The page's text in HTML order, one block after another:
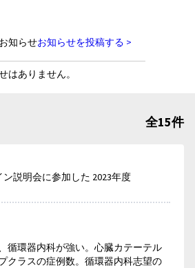
知らせお知らせを投稿する >
はありません。
全15件
ン説明会に参加した 2023年度
循環器内科が強い。心臓カテーテル
クラスの症例数。循環器内科志望の